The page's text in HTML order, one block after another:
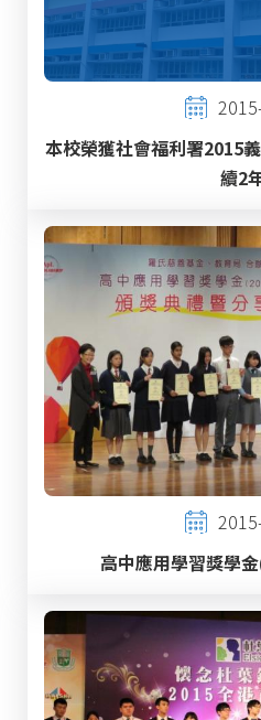
本校榮獲社會福利署2015
續2
高中應用學習獎學